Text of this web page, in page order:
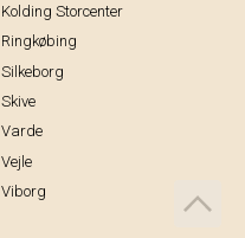
Kolding Storcenter
Ringkøbing
Silkeborg
Skive
Varde
Vejle
Viborg